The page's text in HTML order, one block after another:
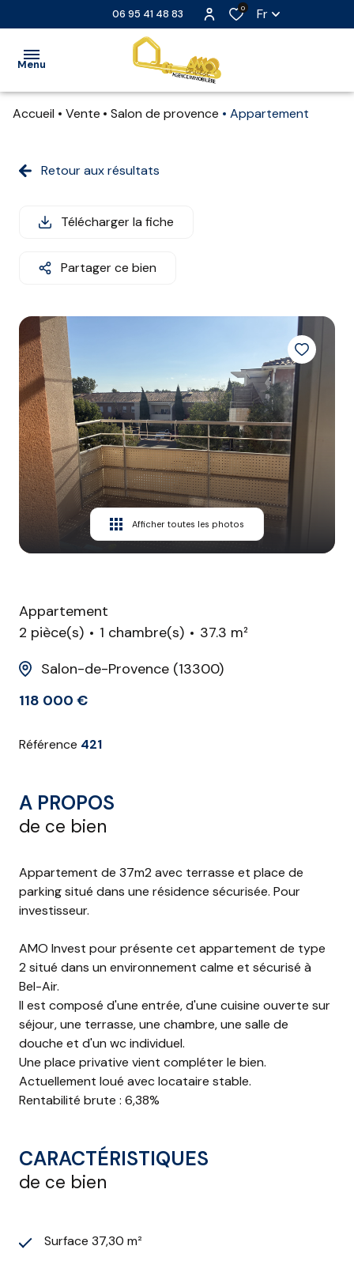
06 95 41 48 83 0 Fr
Menu
VENTE
LOCATION
NOS
PARTENAIRES
CONTACT
Accueil Vente Salon de provence Appartement
Retour aux résultats
Télécharger la fiche
Partager ce bien
Afficher toutes les photos
Appartement
2 pièce(s)
1 chambre(s)
37.3 m²
Salon-de-Provence (13300)
118 000 €
Référence 421
A PROPOS
de ce bien
Appartement de 37m2 avec terrasse et place de
parking situé dans une résidence sécurisée. Pour
investisseur.
AMO Invest pour présente cet appartement de type
2 situé dans un environnement calme et sécurisé à
Bel-Air.
Il est composé d'une entrée, d'une cuisine ouverte sur
séjour, une terrasse, une chambre, une salle de
douche et d'un wc individuel.
Une place privative vient compléter le bien.
Actuellement loué avec locataire stable.
Rentabilité brute : 6,38%
CARACTÉRISTIQUES
de ce bien
Surface 37,30 m²